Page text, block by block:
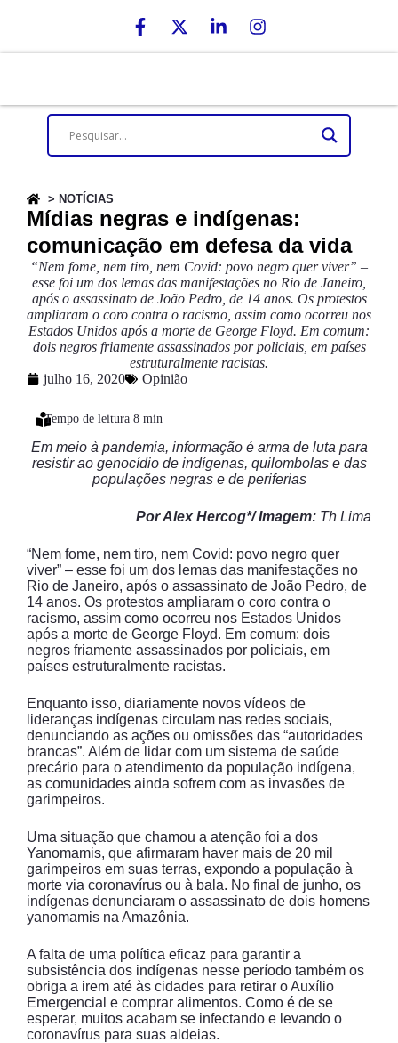
> NOTÍCIAS
Mídias negras e indígenas:
comunicação em defesa da vida
“Nem fome, nem tiro, nem Covid: povo negro quer viver” –
esse foi um dos lemas das manifestações no Rio de Janeiro,
após o assassinato de João Pedro, de 14 anos. Os protestos
ampliaram o coro contra o racismo, assim como ocorreu nos
Estados Unidos após a morte de George Floyd. Em comum:
dois negros friamente assassinados por policiais, em países
estruturalmente racistas.
julho 16, 2020
Opinião
Em meio à pandemia, informação é arma de luta para
resistir ao genocídio de indígenas, quilombolas e das
populações negras e de periferias
Por Alex Hercog*/ Imagem: Th Lima
“Nem fome, nem tiro, nem Covid: povo negro quer
viver” – esse foi um dos lemas das manifestações no
Rio de Janeiro, após o assassinato de João Pedro, de
14 anos. Os protestos ampliaram o coro contra o
racismo, assim como ocorreu nos Estados Unidos
após a morte de George Floyd. Em comum: dois
negros friamente assassinados por policiais, em
países estruturalmente racistas.
Enquanto isso, diariamente novos vídeos de
lideranças indígenas circulam nas redes sociais,
denunciando as ações ou omissões das “autoridades
brancas”. Além de lidar com um sistema de saúde
precário para o atendimento da população indígena,
as comunidades ainda sofrem com as invasões de
garimpeiros.
Uma situação que chamou a atenção foi a dos
Yanomamis, que afirmaram haver mais de 20 mil
garimpeiros em suas terras, expondo a população à
morte via coronavírus ou à bala. No final de junho, os
indígenas denunciaram o assassinato de dois homens
yanomamis na Amazônia.
A falta de uma política eficaz para garantir a
subsistência dos indígenas nesse período também os
obriga a irem até às cidades para retirar o Auxílio
Emergencial e comprar alimentos. Como é de se
esperar, muitos acabam se infectando e levando o
coronavírus para suas aldeias.